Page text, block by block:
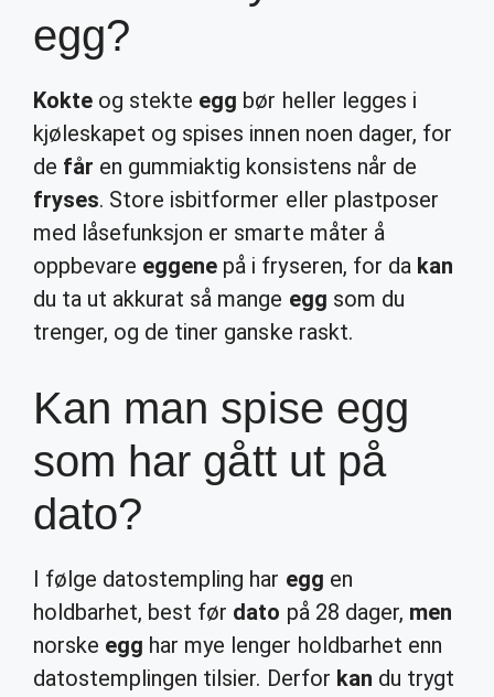
egg?
Kokte og stekte egg bør heller legges i
kjøleskapet og spises innen noen dager, for
de får en gummiaktig konsistens når de
fryses. Store isbitformer eller plastposer
med låsefunksjon er smarte måter å
oppbevare eggene på i fryseren, for da kan
du ta ut akkurat så mange egg som du
trenger, og de tiner ganske raskt.
Kan man spise egg
som har gått ut på
dato?
I følge datostempling har egg en
holdbarhet, best før dato på 28 dager, men
norske egg har mye lenger holdbarhet enn
datostemplingen tilsier. Derfor kan du trygt